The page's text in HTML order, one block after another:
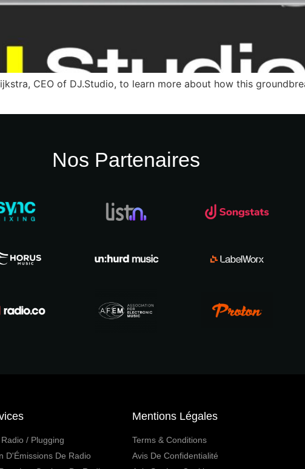
CEO of DJ.Studio, to learn more about how this
Nos Partenaires
/ Plugging
D'Émissions De Radio
Mentions Légales
Terms & Conditions
Avis De Confidentialité